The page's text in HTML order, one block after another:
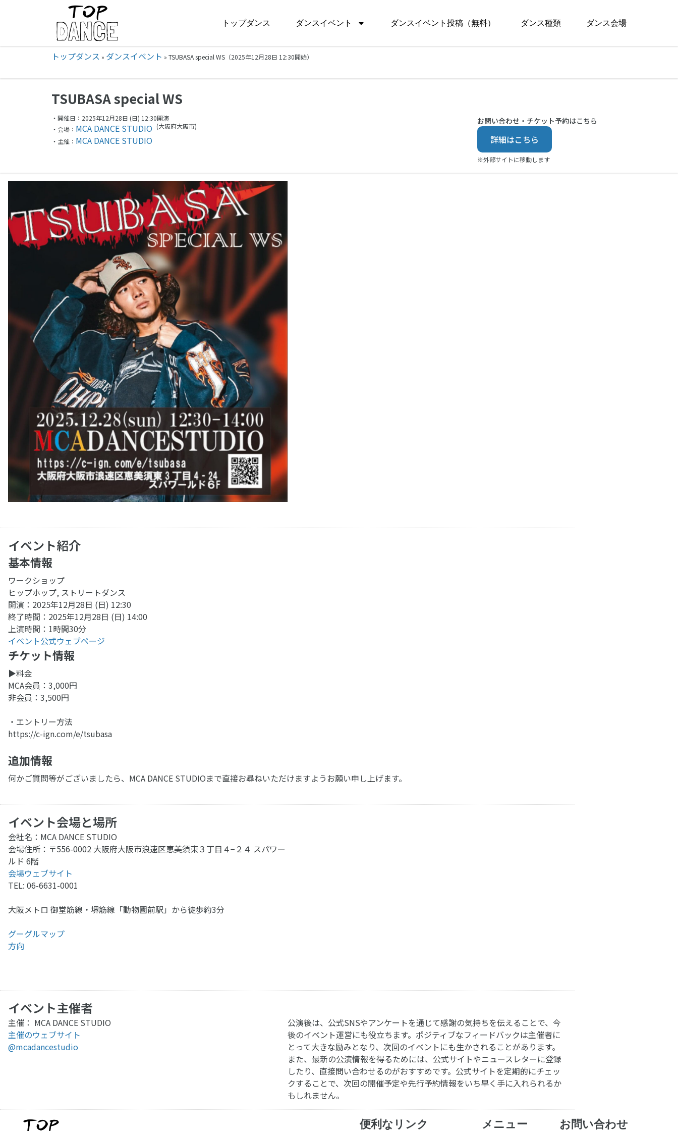
トップダンス ダンスイベント ダンスイベント投稿（無料） ダンス種類 ダンス会場
トップダンス » ダンスイベント » TSUBASA special WS（2025年12月28日 12:30開始）
TSUBASA special WS
・開催日：2025年12月28日 (日) 12:30開演
・会場： MCA DANCE STUDIO (大阪府大阪市)
・主催： MCA DANCE STUDIO
お問い合わせ・チケット予約はこちら
詳細はこちら
※外部サイトに移動します
イベント紹介
基本情報
ワークショップ
ヒップホップ, ストリートダンス
開演：2025年12月28日 (日) 12:30
終了時間：2025年12月28日 (日) 14:00
上演時間：1時間30分
イベント公式ウェブページ
チケット情報
▶︎料金
MCA会員：3,000円
非会員：3,500円
・エントリー方法
https://c-ign.com/e/tsubasa
追加情報
何かご質問等がございましたら、MCA DANCE STUDIOまで直接お尋ねいただけますようお願い申し上げます。
イベント会場と場所
会社名：MCA DANCE STUDIO
会場住所：〒556-0002 大阪府大阪市浪速区恵美須東３丁目４−２４ スパワー
ルド 6階
会場ウェブサイト
TEL: 06-6631-0001
大阪メトロ 御堂筋線・堺筋線「動物園前駅」から徒歩約3分
グーグルマップ
方向
イベント主催者
主催： MCA DANCE STUDIO
主催のウェブサイト
@mcadancestudio
公演後は、公式SNSやアンケートを通じて感謝の気持ちを伝えることで、今
後のイベント運営にも役立ちます。ポジティブなフィードバックは主催者に
とって大きな励みとなり、次回のイベントにも生かされることがあります。
また、最新の公演情報を得るためには、公式サイトやニュースレターに登録
したり、直接問い合わせるのがおすすめです。公式サイトを定期的にチェッ
クすることで、次回の開催予定や先行予約情報をいち早く手に入れられるか
もしれません。
便利なリンク メニュー お問い合わせ